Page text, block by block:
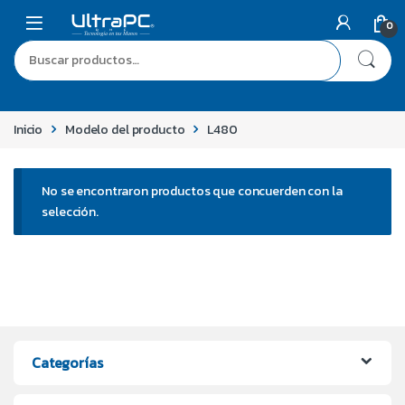
0
Inicio Modelo del producto L480
No se encontraron productos que concuerden con la
selección.
Categorías